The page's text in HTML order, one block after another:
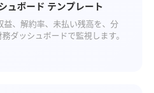
ュボード テンプレート
益、解約率、未払い残高を、分
ダッシュボードで監視します。